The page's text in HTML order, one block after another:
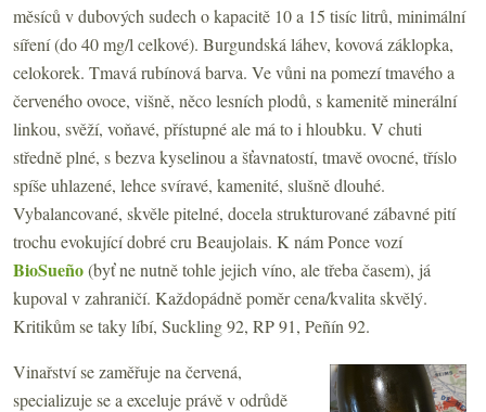
měsíců v dubových sudech o kapacitě 10 a 15 tisíc litrů, minimální
síření (do 40 mg/l celkové). Burgundská láhev, kovová záklopka,
celokorek. Tmavá rubínová barva. Ve vůni na pomezí tmavého a
červeného ovoce, višně, něco lesních plodů, s kamenitě minerální
linkou, svěží, voňavé, přístupné ale má to i hloubku. V chuti
středně plné, s bezva kyselinou a šťavnatostí, tmavě ovocné, tříslo
spíše uhlazené, lehce svíravé, kamenité, slušně dlouhé.
Vybalancované, skvěle pitelné, docela strukturované zábavné pití
trochu evokující dobré cru Beaujolais. K nám Ponce vozí
BioSueño(byť ne nutně tohle jejich víno, ale třeba časem), já
kupoval v zahraničí. Každopádně poměr cena/kvalita skvělý.
Kritikům se taky líbí, Suckling 92, RP 91, Peñín 92.
Vinařství se zaměřuje na červená,
specializuje se a exceluje právě v odrůdě